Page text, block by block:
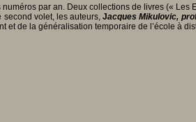
par an. Deux collections de livres (« Les
second volet, les auteurs,Jacques Mikulovic,
et de la généralisation temporaire de l’école à